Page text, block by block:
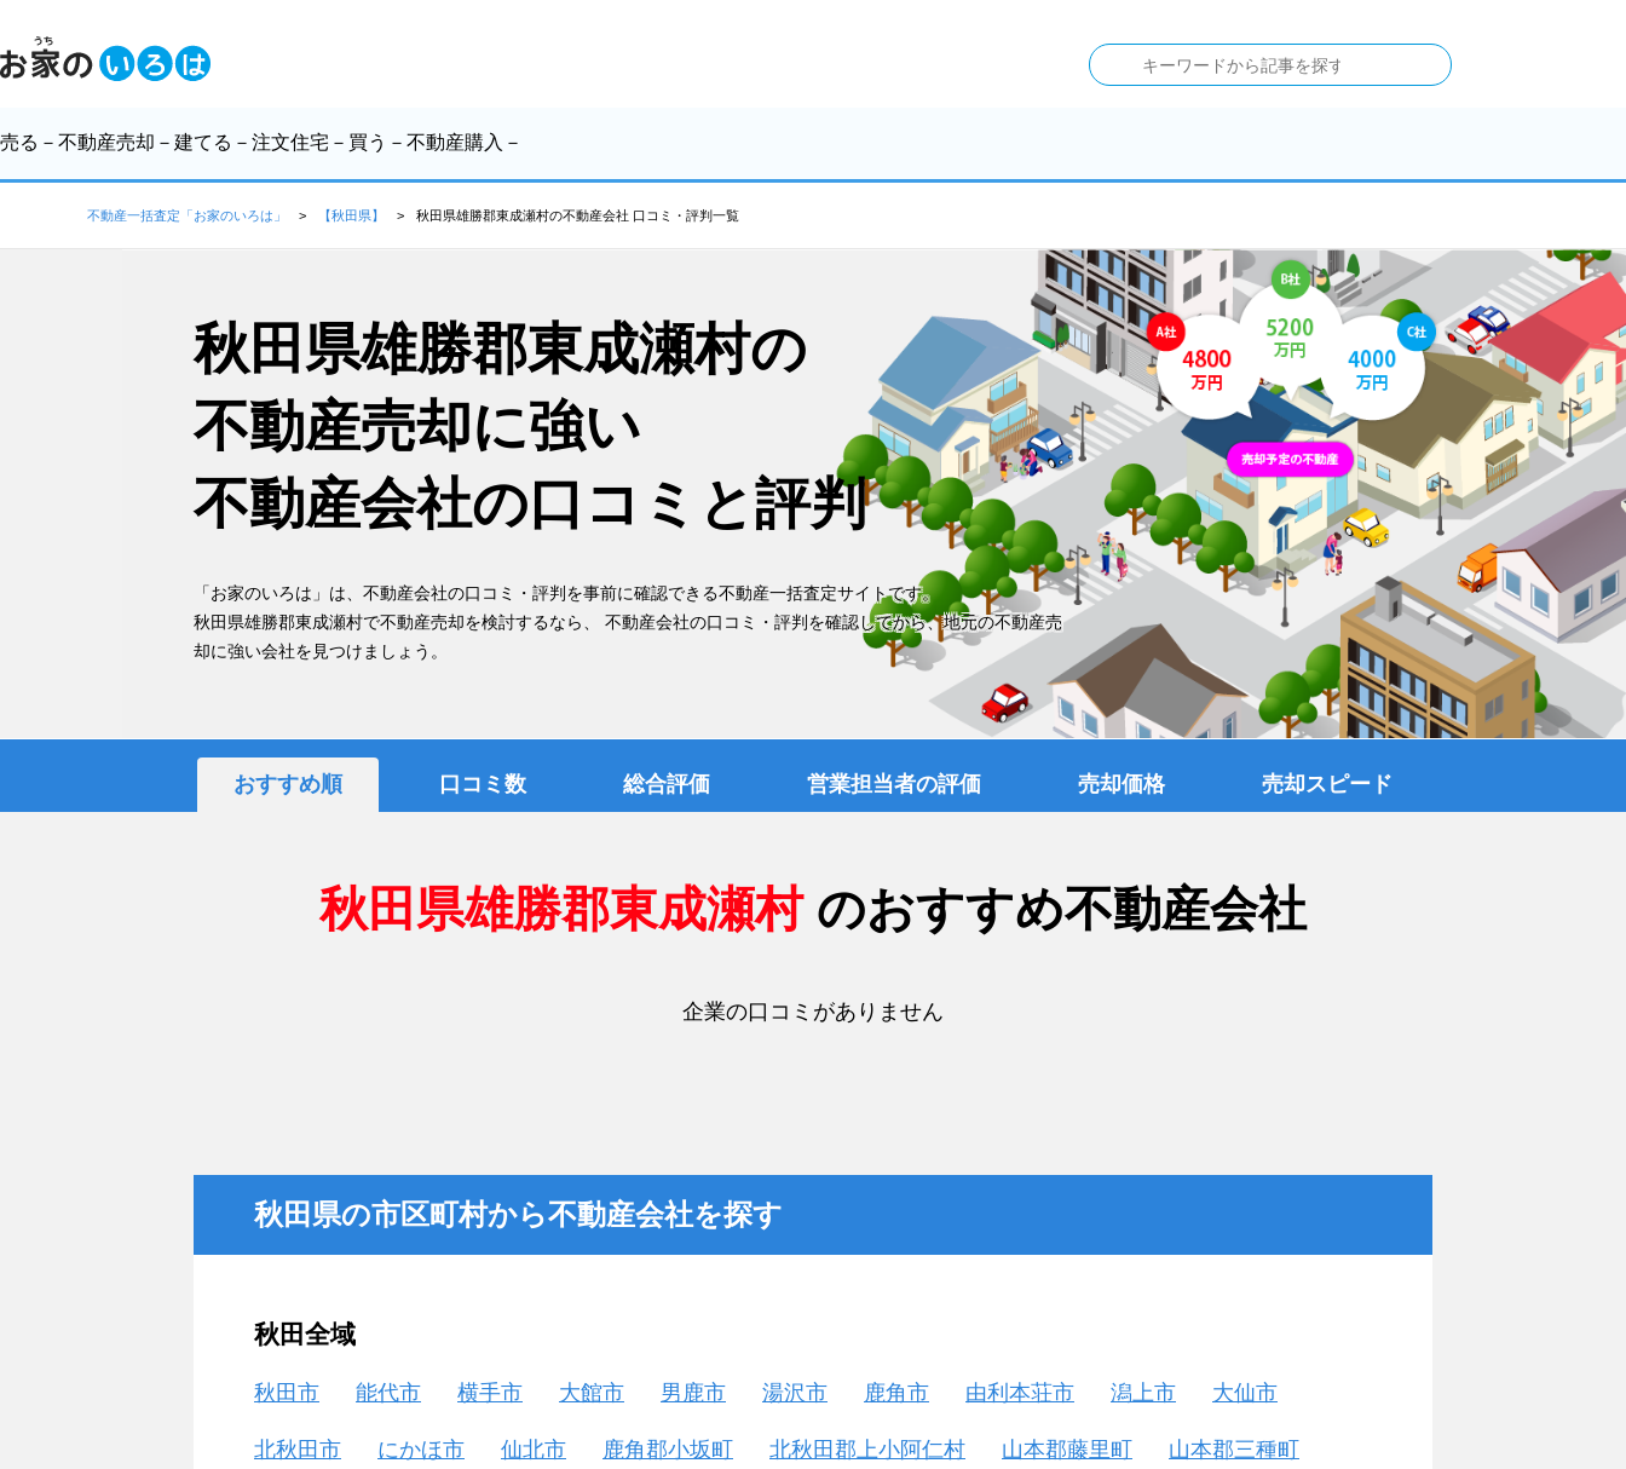
売る －不動産売却－ 建てる －注文住宅－ 買う －不動産購入－
不動産一括査定「お家のいろは」 【秋田県】 秋田県雄勝郡東成瀬村の不動産会社 口コミ・評判一覧
秋田県雄勝郡東成瀬村の
不動産売却に強い
不動産会社の口コミと評判
「お家のいろは」は、不動産会社の口コミ・評判を事前に確認できる不動産一括査定サイトです。
秋田県雄勝郡東成瀬村で不動産売却を検討するなら、 不動産会社の口コミ・評判を確認してから、地元の不動産売
却に強い会社を見つけましょう。
おすすめ順 口コミ数 総合評価 営業担当者の評価 売却価格 売却スピード
秋田県雄勝郡東成瀬村 のおすすめ不動産会社
企業の口コミがありません
秋田県の市区町村から不動産会社を探す
秋田全域
秋田市 能代市 横手市 大館市 男鹿市 湯沢市 鹿角市 由利本荘市 潟上市 大仙市
北秋田市 にかほ市 仙北市 鹿角郡小坂町 北秋田郡上小阿仁村 山本郡藤里町 山本郡三種町